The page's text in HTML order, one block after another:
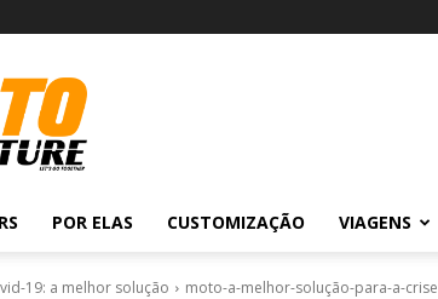
POR ELAS CUSTOMIZAÇÃO VIAGENS
19: a melhor solução moto-a-melhor-solução-para-a-crise